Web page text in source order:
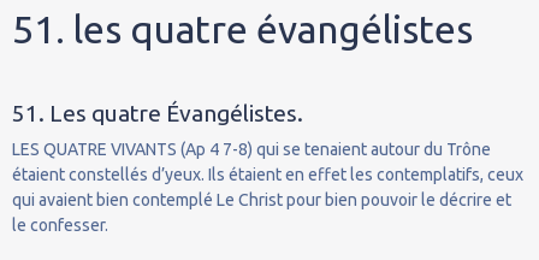
51. les quatre évangélistes
51. Les quatre Évangélistes.
LES QUATRE VIVANTS (Ap 4 7-8) qui se tenaient autour du Trône
étaient constellés d’yeux. Ils étaient en effet les contemplatifs, ceux
qui avaient bien contemplé Le Christ pour bien pouvoir le décrire et
le confesser.